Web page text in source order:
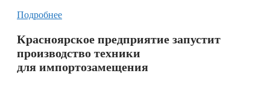
Подробнее
Красноярское предприятие запустит
производство техники
для импортозамещения